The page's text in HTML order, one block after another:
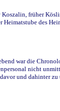
früher
des
war die
nicht
und dahinter